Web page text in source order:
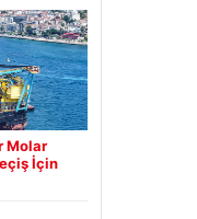
Molar
İçin